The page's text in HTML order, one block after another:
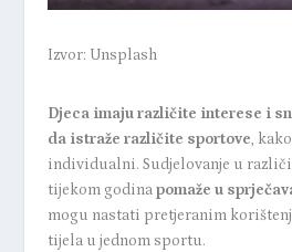
Izvor: Unsplash
Djeca imaju različite interese i
da istraže različite sportove,
individualni. Sudjelovanje u
tijekom godinapomaže u
mogu nastati pretjeranim
tijela u jednom sportu.